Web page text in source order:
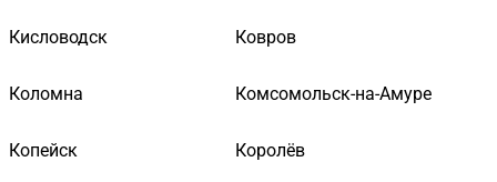
Кисловодск Ковров
Коломна Комсомольск-на-Амуре
Копейск Королёв